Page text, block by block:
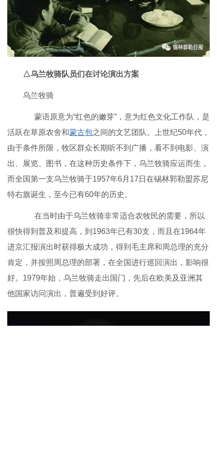
△乌兰牧骑队员们在讨论演出方案
乌兰牧骑
蒙语原意为“红色的嫩芽”，意为红色文化工作队，是
活跃在草原农舍和蒙古包之间的文艺团队。上世纪50年代，
由于条件所限，牧区群众长期听不到广播，看不到电影、演
出、展览、图书，在这种历史条件下，乌兰牧骑应运而生，
而全国第一支乌兰牧骑于1957年6月17日在锡林郭勒盟苏尼
特右旗诞生，至今已有60年的历史。
在当时由于乌兰牧骑非常适合农牧民的需要，所以
很快得到普及和提高，到1963年已有30支，而且在1964年
进京汇报演出时获得极大成功，得到毛主席和周总理的充分
肯定，并按照周总理的部署，在全国进行巡回演出，影响很
好。1979年始，乌兰牧骑走出国门，先后在欧美及亚洲其
他国家访问演出，普遍受到好评。